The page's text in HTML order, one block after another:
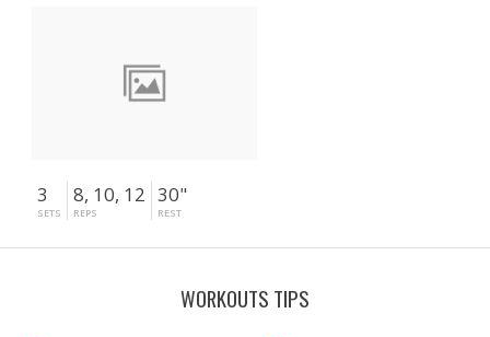
3
SETS
8, 10, 12
REPS
30"
REST
WORKOUTS TIPS